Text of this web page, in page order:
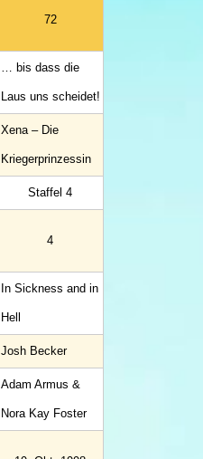
72
… bis dass die
Laus uns scheidet!
Xena – Die
Kriegerprinzessin
Staffel 4
4
In Sickness and in
Hell
Josh Becker
Adam Armus &
Nora Kay Foster